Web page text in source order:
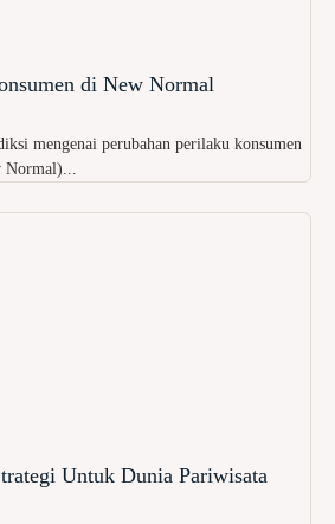
di New Normal
mengenai perubahan perilaku konsumen
Normal)...
Untuk Dunia Pariwisata